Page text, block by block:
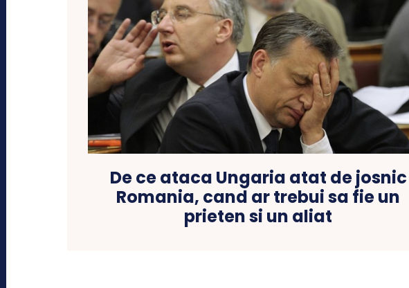
De ce ataca Ungaria atat de josnic
Romania, cand ar trebui sa fie un
prieten si un aliat